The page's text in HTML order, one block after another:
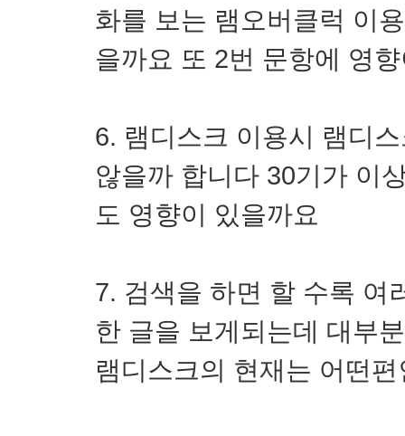
화를 보는 램오버클럭 이
을까요 또 2번 문항에 영
6. 램디스크 이용시 램디
않을까 합니다 30기가 이
도 영향이 있을까요
7. 검색을 하면 할 수록 여
한 글을 보게되는데 대부
램디스크의 현재는 어떤